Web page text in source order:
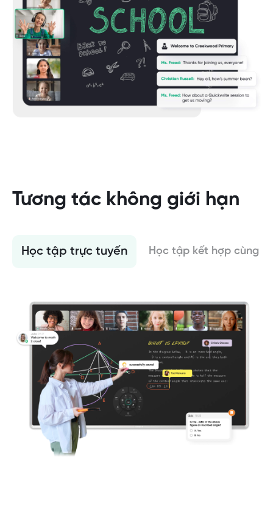
Tương tác không giới hạn
Học tập trực tuyến Học tập kết hợp cùng